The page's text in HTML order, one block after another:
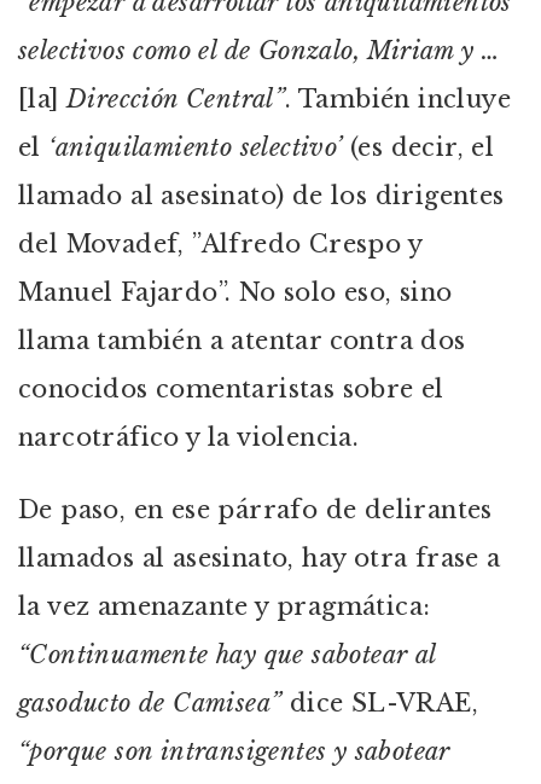
selectivos como el de Gonzalo, Miriam y …
[la] Dirección Central”. También incluye
el ‘aniquilamiento selectivo’(es decir, el
llamado al asesinato) de los dirigentes
del Movadef, ”Alfredo Crespo y
Manuel Fajardo”. No solo eso, sino
llama también a atentar contra dos
conocidos comentaristas sobre el
narcotráfico y la violencia.
De paso, en ese párrafo de delirantes
llamados al asesinato, hay otra frase a
la vez amenazante y pragmática:
“Continuamente hay que sabotear al
gasoducto de Camisea”dice SL-VRAE,
“porque son intransigentes y sabotear